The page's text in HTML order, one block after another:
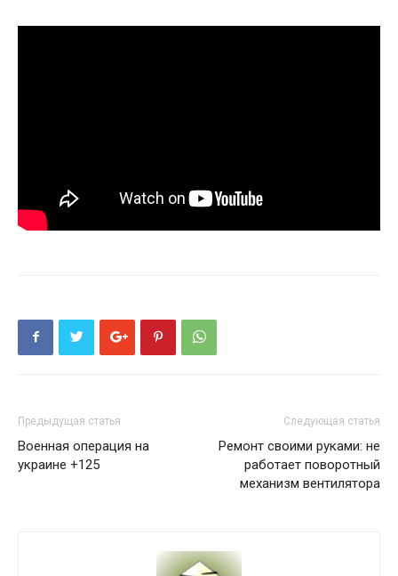
Предыдущая статья
Военная операция на
украине +125
Следующая статья
Ремонт своими руками: не
работает поворотный
механизм вентилятора